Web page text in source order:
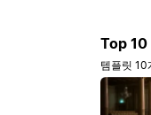
Top
템플릿 10